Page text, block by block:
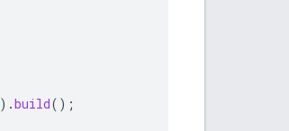
).build();